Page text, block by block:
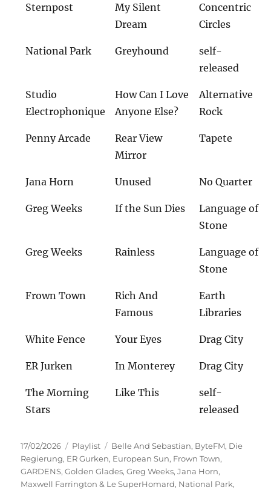
Sternpost
My Silent
Dream
Concentric
Circles
National Park Greyhound
self-
released
Studio
Electrophonique
How Can I Love
Anyone Else?
Alternative
Rock
Penny Arcade
Rear View
Mirror
Tapete
Jana Horn Unused No Quarter
Greg Weeks If the Sun Dies
Language of
Stone
Greg Weeks Rainless
Language of
Stone
Frown Town
Rich And
Famous
Earth
Libraries
White Fence Your Eyes Drag City
ER Jurken In Monterey Drag City
The Morning
Stars
Like This
self-
released
Veröffentlicht
am
17/02/2026 Kategorien
Playlist Schlagwörter
Belle And Sebastian, ByteFM, Die
Regierung, ER Gurken, European Sun, Frown Town,
GARDENS,Golden Glades,Greg Weeks,Jana Horn,
Maxwell Farrington & Le SuperHomard, National Park,